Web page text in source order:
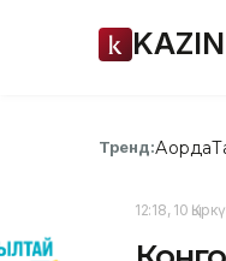
Тренд:Ақорда
12:18, 10